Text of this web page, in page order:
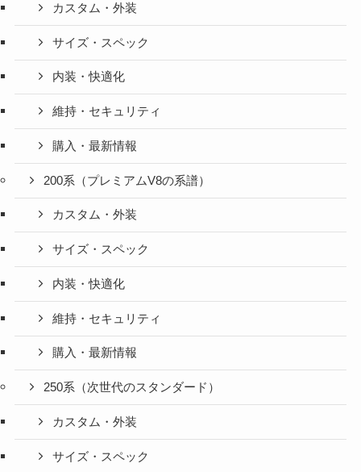
カスタム・外装
サイズ・スペック
内装・快適化
維持・セキュリティ
購入・最新情報
200系（プレミアムV8の系譜）
カスタム・外装
サイズ・スペック
内装・快適化
維持・セキュリティ
購入・最新情報
250系（次世代のスタンダード）
カスタム・外装
サイズ・スペック